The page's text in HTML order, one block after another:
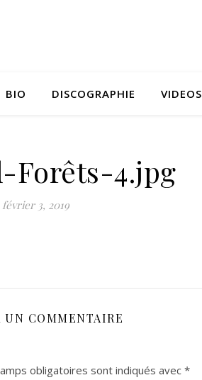
BIO DISCOGRAPHIE VIDEOS
Forêts-4.jpg
février 3, 2019
UN COMMENTAIRE
obligatoires sont indiqués avec *